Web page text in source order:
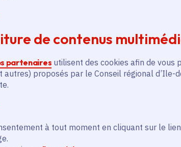
de contenus
partenaires utilisent des cookies afin de vous
autres) proposés par le Conseil régional d’Ile-
à tout moment en cliquant sur le